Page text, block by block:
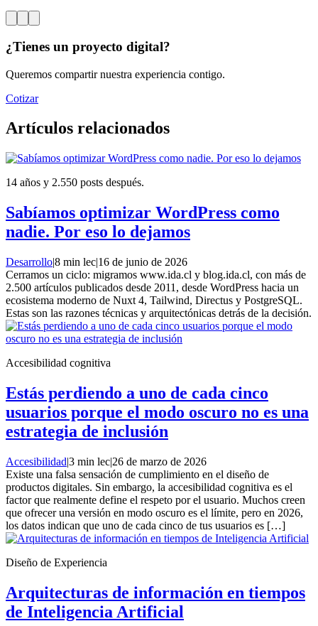
¿Tienes un proyecto digital?
Queremos compartir nuestra experiencia contigo.
Cotizar
Artículos relacionados
14 años y 2.550 posts después.
Sabíamos optimizar WordPress como
nadie. Por eso lo dejamos
Desarrollo|8 min lec|16 de junio de 2026
Cerramos un ciclo: migramos www.ida.cl y blog.ida.cl, con más de
2.500 artículos publicados desde 2011, desde WordPress hacia un
ecosistema moderno de Nuxt 4, Tailwind, Directus y PostgreSQL.
Estas son las razones técnicas y arquitectónicas detrás de la decisión.
Accesibilidad cognitiva
Estás perdiendo a uno de cada cinco
usuarios porque el modo oscuro no es una
estrategia de inclusión
Accesibilidad|3 min lec|26 de marzo de 2026
Existe una falsa sensación de cumplimiento en el diseño de
productos digitales. Sin embargo, la accesibilidad cognitiva es el
factor que realmente define el respeto por el usuario. Muchos creen
que ofrecer una versión en modo oscuro es el límite, pero en 2026,
los datos indican que uno de cada cinco de tus usuarios es […]
Diseño de Experiencia
Arquitecturas de información en tiempos
de Inteligencia Artificial